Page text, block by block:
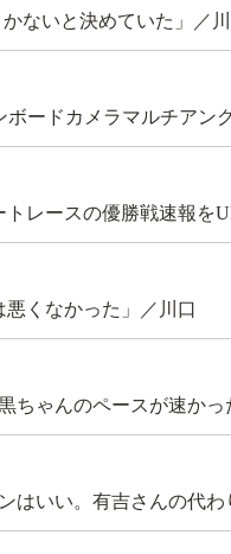
ないと決めていた」／
ードカメラマルチアン
トレースの優勝戦速報を
悪くなかった」／川口
ちゃんのペースが速かっ
はいい。有吉さんの代